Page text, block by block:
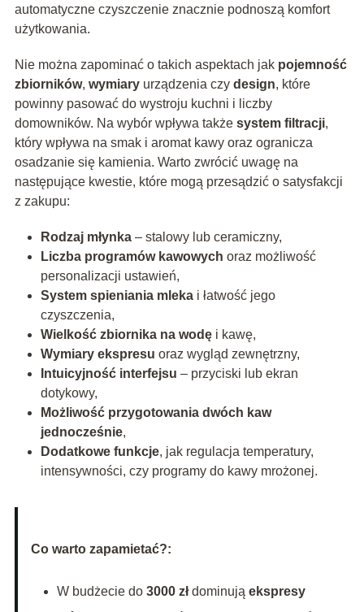
automatyczne czyszczenie znacznie podnoszą komfort
użytkowania.
Nie można zapominać o takich aspektach jak pojemność
zbiorników, wymiaryurządzenia czy design, które
powinny pasować do wystroju kuchni i liczby
domowników. Na wybór wpływa także system filtracji,
który wpływa na smak i aromat kawy oraz ogranicza
osadzanie się kamienia. Warto zwrócić uwagę na
następujące kwestie, które mogą przesądzić o satysfakcji
z zakupu:
Rodzaj młynka– stalowy lub ceramiczny,
Liczba programów kawowych oraz możliwość
personalizacji ustawień,
System spieniania mlekai łatwość jego
czyszczenia,
Wielkość zbiornika na wodęi kawę,
Wymiary ekspresu oraz wygląd zewnętrzny,
Intuicyjność interfejsu – przyciski lub ekran
dotykowy,
Możliwość przygotowania dwóch kaw
jednocześnie,
Dodatkowe funkcje, jak regulacja temperatury,
intensywności, czy programy do kawy mrożonej.
Co warto zapamietać?:
W budżecie do 3000 złdominują ekspresy